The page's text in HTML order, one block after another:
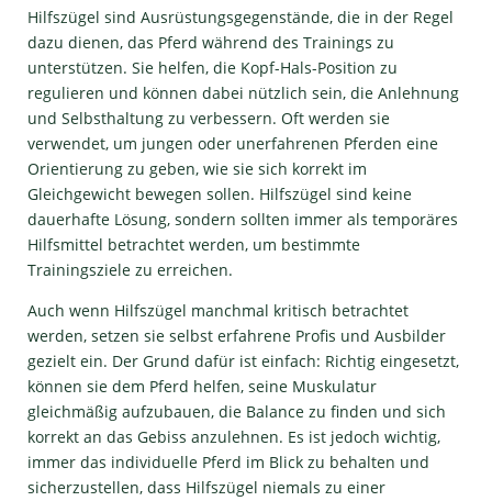
Hilfszügel sind Ausrüstungsgegenstände, die in der Regel
dazu dienen, das Pferd während des Trainings zu
unterstützen. Sie helfen, die Kopf-Hals-Position zu
regulieren und können dabei nützlich sein, die Anlehnung
und Selbsthaltung zu verbessern. Oft werden sie
verwendet, um jungen oder unerfahrenen Pferden eine
Orientierung zu geben, wie sie sich korrekt im
Gleichgewicht bewegen sollen. Hilfszügel sind keine
dauerhafte Lösung, sondern sollten immer als temporäres
Hilfsmittel betrachtet werden, um bestimmte
Trainingsziele zu erreichen.
Auch wenn Hilfszügel manchmal kritisch betrachtet
werden, setzen sie selbst erfahrene Profis und Ausbilder
gezielt ein. Der Grund dafür ist einfach: Richtig eingesetzt,
können sie dem Pferd helfen, seine Muskulatur
gleichmäßig aufzubauen, die Balance zu finden und sich
korrekt an das Gebiss anzulehnen. Es ist jedoch wichtig,
immer das individuelle Pferd im Blick zu behalten und
sicherzustellen, dass Hilfszügel niemals zu einer